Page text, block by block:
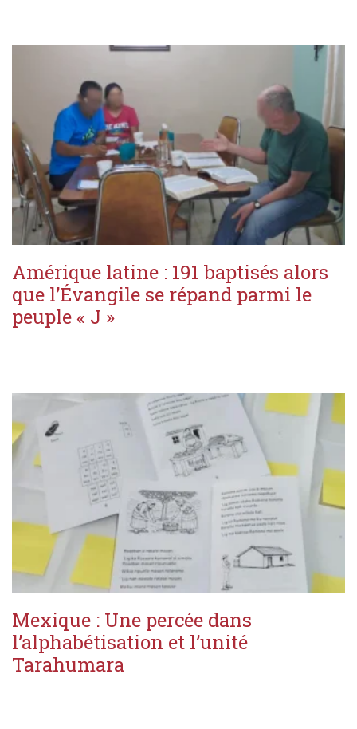
Amérique latine : 191 baptisés alors
que l’Évangile se répand parmi le
peuple « J »
Mexique : Une percée dans
l’alphabétisation et l’unité
Tarahumara